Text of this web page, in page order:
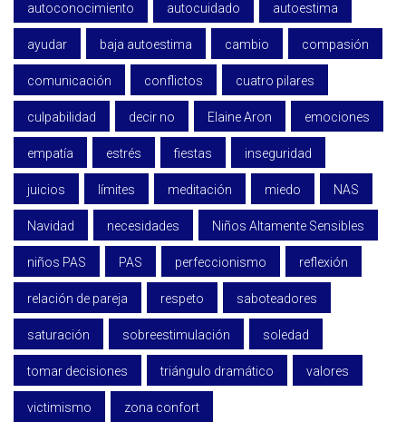
autoconocimiento autocuidado autoestima
ayudar baja autoestima cambio compasión
comunicación conflictos cuatro pilares
culpabilidad decir no Elaine Aron emociones
empatía estrés fiestas inseguridad
juicios límites meditación miedo NAS
Navidad necesidades Niños Altamente Sensibles
niños PAS PAS perfeccionismo reflexión
relación de pareja respeto saboteadores
saturación sobreestimulación soledad
tomar decisiones triángulo dramático valores
victimismo zona confort